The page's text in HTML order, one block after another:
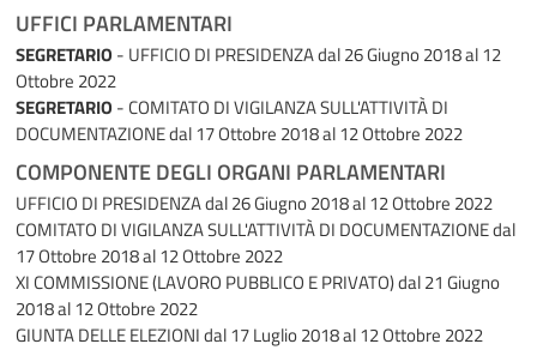
UFFICI PARLAMENTARI
SEGRETARIO - UFFICIO DI PRESIDENZAdal 26 Giugno 2018 al 12
Ottobre 2022
SEGRETARIO - COMITATO DI VIGILANZA SULL'ATTIVITÀ DI
DOCUMENTAZIONEdal 17 Ottobre 2018 al 12 Ottobre 2022
COMPONENTE DEGLI ORGANI PARLAMENTARI
UFFICIO DI PRESIDENZAdal 26 Giugno 2018 al 12 Ottobre 2022
COMITATO DI VIGILANZA SULL'ATTIVITÀ DI DOCUMENTAZIONEdal
17 Ottobre 2018 al 12 Ottobre 2022
XI COMMISSIONE (LAVORO PUBBLICO E PRIVATO)dal 21 Giugno
2018 al 12 Ottobre 2022
GIUNTA DELLE ELEZIONIdal 17 Luglio 2018 al 12 Ottobre 2022